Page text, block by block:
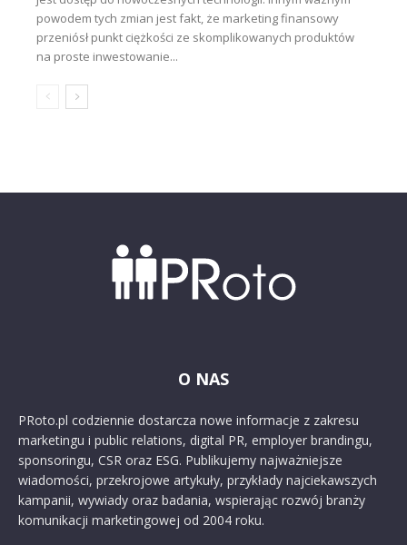
powodem tych zmian jest fakt, że marketing finansowy
przeniósł punkt ciężkości ze skomplikowanych produktów
na proste inwestowanie...
O NAS
PRoto.pl codziennie dostarcza nowe informacje z zakresu
marketingu i public relations, digital PR, employer brandingu,
sponsoringu, CSR oraz ESG. Publikujemy najważniejsze
wiadomości, przekrojowe artykuły, przykłady najciekawszych
kampanii, wywiady oraz badania, wspierając rozwój branży
komunikacji marketingowej od 2004 roku.